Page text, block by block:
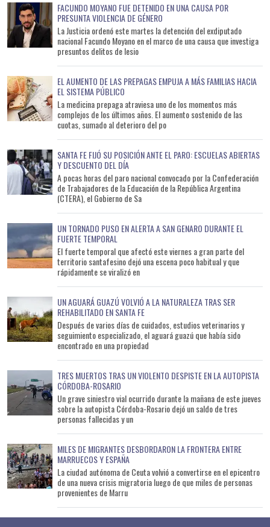
FACUNDO MOYANO FUE DETENIDO EN UNA CAUSA POR
PRESUNTA VIOLENCIA DE GÉNERO
La Justicia ordenó este martes la detención del exdiputado
nacional Facundo Moyano en el marco de una causa que investiga
presuntos delitos de lesio
EL AUMENTO DE LAS PREPAGAS EMPUJA A MÁS FAMILIAS HACIA
EL SISTEMA PÚBLICO
La medicina prepaga atraviesa uno de los momentos más
complejos de los últimos años. El aumento sostenido de las
cuotas, sumado al deterioro del po
SANTA FE FIJÓ SU POSICIÓN ANTE EL PARO: ESCUELAS ABIERTAS
Y DESCUENTO DEL DÍA
A pocas horas del paro nacional convocado por la Confederación
de Trabajadores de la Educación de la República Argentina
(CTERA), el Gobierno de Sa
UN TORNADO PUSO EN ALERTA A SAN GENARO DURANTE EL
FUERTE TEMPORAL
El fuerte temporal que afectó este viernes a gran parte del
territorio santafesino dejó una escena poco habitual y que
rápidamente se viralizó en
UN AGUARÁ GUAZÚ VOLVIÓ A LA NATURALEZA TRAS SER
REHABILITADO EN SANTA FE
Después de varios días de cuidados, estudios veterinarios y
seguimiento especializado, el aguará guazú que había sido
encontrado en una propiedad
TRES MUERTOS TRAS UN VIOLENTO DESPISTE EN LA AUTOPISTA
CÓRDOBA-ROSARIO
Un grave siniestro vial ocurrido durante la mañana de este jueves
sobre la autopista Córdoba-Rosario dejó un saldo de tres
personas fallecidas y un
MILES DE MIGRANTES DESBORDARON LA FRONTERA ENTRE
MARRUECOS Y ESPAÑA
La ciudad autónoma de Ceuta volvió a convertirse en el epicentro
de una nueva crisis migratoria luego de que miles de personas
provenientes de Marru